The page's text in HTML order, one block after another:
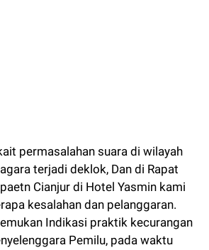
permasalahan suara di wilayah
terjadi deklok, Dan di Rapat
Cianjur di Hotel Yasmin kami
kesalahan dan pelanggaran.
Indikasi praktik kecurangan
Pemilu, pada waktu